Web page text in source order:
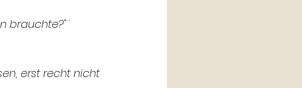
brauchte?"¨
erst recht nicht